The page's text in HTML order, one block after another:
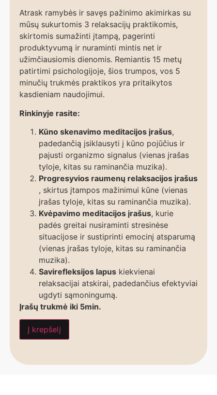
Atrask ramybės ir savęs pažinimo akimirkas su
mūsų sukurtomis 3 relaksacijų praktikomis,
skirtomis sumažinti įtampą, pagerinti
produktyvumą ir nuraminti mintis net ir
užimčiausiomis dienomis. Remiantis 15 metų
patirtimi psichologijoje, šios trumpos, vos 5
minučių trukmės praktikos yra pritaikytos
kasdieniam naudojimui.
Rinkinyje rasite:
Kūno skenavimo meditacijos įrašus,
padedančią įsiklausyti į kūno pojūčius ir
pajusti organizmo signalus (vienas įrašas
tyloje, kitas su raminančia muzika).
Progresyvios raumenų relaksacijos įrašus
, skirtus įtampos mažinimui kūne (vienas
įrašas tyloje, kitas su raminančia muzika).
Kvėpavimo meditacijos įrašus, kurie
padės greitai nusiraminti stresinėse
situacijose ir sustiprinti emocinį atsparumą
(vienas įrašas tyloje, kitas su raminančia
muzika).
Savirefleksijos lapus kiekvienai
relaksacijai atskirai, padedančius efektyviai
ugdyti sąmoningumą.
Įrašų trukmė iki 5min.
Į krepšelį